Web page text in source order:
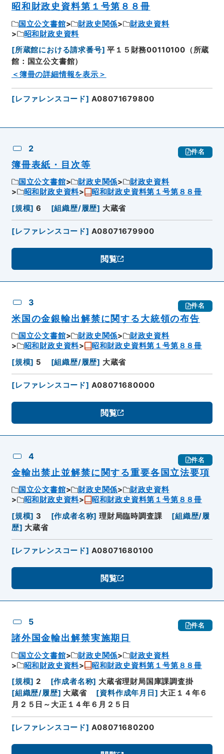
昭和財政史資料第１号第８８冊
国立公文書館 財政史関係
財政史資料
昭和財政史資料
[所蔵館における請求番号] 平１５財務00110100（所蔵
館：国立公文書館）
＜簿冊の詳細情報を表示＞
[レファレンスコード] A08071679800
2 件名
簿冊表紙・目次等
国立公文書館 財政史関係
財政史資料
昭和財政史資料
昭和財政史資料第１号第８８冊
[規模] 6 [組織歴/履歴] 大蔵省
[レファレンスコード] A08071679900
閲覧
3 件名
米国の金銀輸出解禁に関する大統領の布告
国立公文書館 財政史関係
財政史資料
昭和財政史資料
昭和財政史資料第１号第８８冊
[規模] 5 [組織歴/履歴] 大蔵省
[レファレンスコード] A08071680000
閲覧
4 件名
金輸出禁止並解禁に関する重要各国立法要項
国立公文書館 財政史関係
財政史資料
昭和財政史資料
昭和財政史資料第１号第８８冊
[規模] 3 [作成者名称] 理財局臨時調査課 [組織歴/履
歴] 大蔵省
[レファレンスコード] A08071680100
閲覧
5 件名
諸外国金輸出解禁実施期日
国立公文書館 財政史関係
財政史資料
昭和財政史資料
昭和財政史資料第１号第８８冊
[規模] 2 [作成者名称] 大蔵省理財局国庫課調査掛
[組織歴/履歴] 大蔵省 [資料作成年月日 ] 大正１４年６
月２５日～大正１４年６月２５日
[レファレンスコード] A08071680200